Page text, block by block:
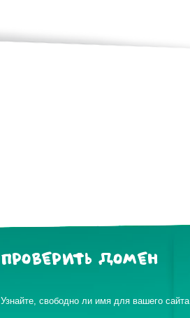
ПРОВЕРИТЬ ДОМЕН
Узнайте, свободно ли имя для вашего сайта